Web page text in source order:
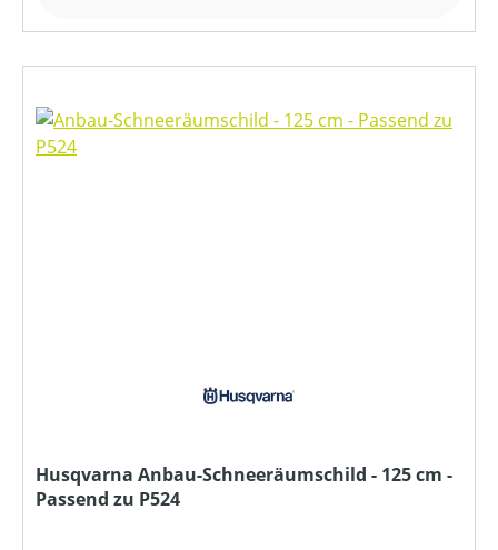
Husqvarna Anbau-Schneeräumschild - 125 cm -
Passend zu P524